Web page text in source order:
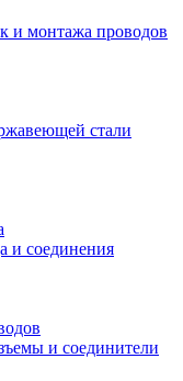
и монтажа проводов
стали
и соединения
и соединители